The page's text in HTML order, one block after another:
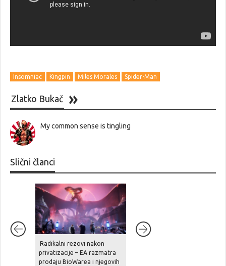
Insomniac Kingpin Miles Morales Spider-Man
Zlatko Bukač
My common sense is tingling
Slični članci
Radikalni rezovi nakon
privatizacije – EA razmatra
prodaju BioWarea i njegovih